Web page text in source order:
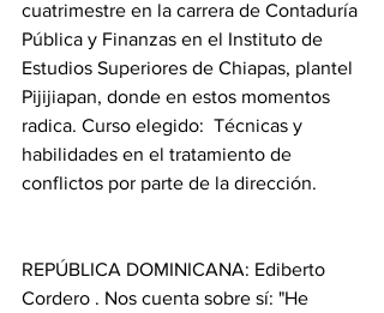
cuatrimestre en la carrera de Contaduría
Pública y Finanzas en el Instituto de
Estudios Superiores de Chiapas, plantel
Pijijiapan, donde en estos momentos
radica. Curso elegido:  Técnicas y
habilidades en el tratamiento de
conflictos por parte de la dirección.
REPÚBLICA DOMINICANA: Ediberto
Cordero . Nos cuenta sobre sí: "He